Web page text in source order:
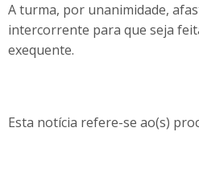
A turma, por unanimidade,
intercorrente para que seja
exequente.
Esta notícia refere-se ao(s)